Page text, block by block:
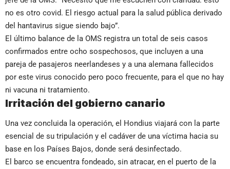
no es otro covid. El riesgo actual para la salud pública derivado
del hantavirus sigue siendo bajo”.
El último balance de la OMS registra un total de seis casos
confirmados entre ocho sospechosos, que incluyen a una
pareja de pasajeros neerlandeses y a una alemana fallecidos
por este virus conocido pero poco frecuente, para el que no hay
ni vacuna ni tratamiento.
Irritación del gobierno canario
Una vez concluida la operación, el Hondius viajará con la parte
esencial de su tripulación y el cadáver de una víctima hacia su
base en los Países Bajos, donde será desinfectado.
El barco se encuentra fondeado, sin atracar, en el puerto de la